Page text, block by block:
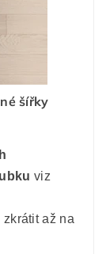
šířky
viz
až na